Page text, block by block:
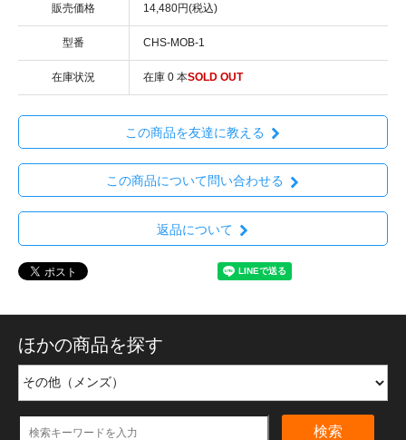
販売価格 14,480円(税込)
型番 CHS-MOB-1
在庫状況 在庫 0 本SOLD OUT
この商品を友達に教える
この商品について問い合わせる
返品について
ほかの商品を探す
検索